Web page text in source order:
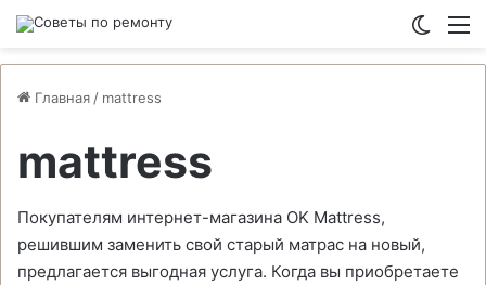
Главная / mattress
mattress
Покупателям интернет-магазина OK Mattress,
решившим заменить свой старый матрас на новый,
предлагается выгодная услуга. Когда вы приобретаете